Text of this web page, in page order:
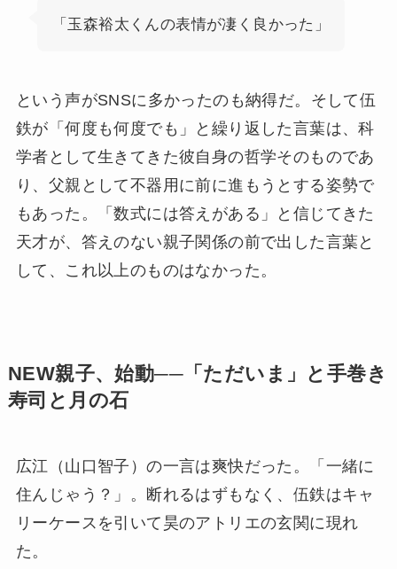
「玉森裕太くんの表情が凄く良かった」
という声がSNSに多かったのも納得だ。そして伍
鉄が「何度も何度でも」と繰り返した言葉は、科
学者として生きてきた彼自身の哲学そのものであ
り、父親として不器用に前に進もうとする姿勢で
もあった。「数式には答えがある」と信じてきた
天才が、答えのない親子関係の前で出した言葉と
して、これ以上のものはなかった。
NEW親子、始動──「ただいま」と手巻き
寿司と月の石
広江（山口智子）の一言は爽快だった。「一緒に
住んじゃう？」。断れるはずもなく、伍鉄はキャ
リーケースを引いて昊のアトリエの玄関に現れ
た。